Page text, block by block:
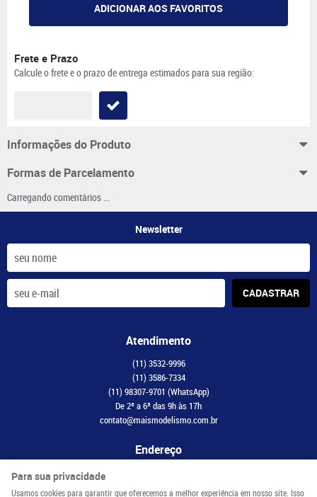
ADICIONAR AOS FAVORITOS
Frete e Prazo
Calcule o frete e o prazo de entrega estimados para sua região:
Informações do Produto
Formas de Parcelamento
Carregando comentários ...
Newsletter
CADASTRAR
Atendimento
(11) 3532-9996
(11) 3586-7334
(11) 98307-9701 (WhatsApp)
De 2ª a 6ª das 9h às 17h
contato@maismodelismo.com.br
Endereço
Avenida Adolfo Pinheiro, 2056, CJ 34
Para sua privacidade
Usamos cookies para garantir que oferecemos a melhor experiência em nosso site. Isso